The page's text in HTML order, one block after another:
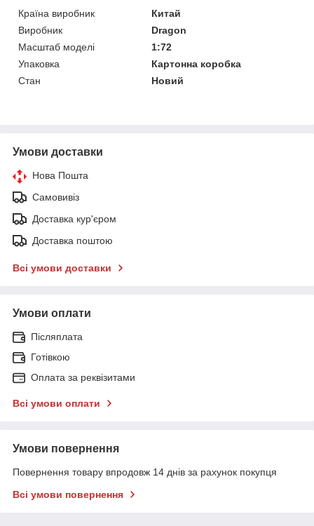
Країна виробник
Китай
Виробник
Dragon
Масштаб моделі
1:72
Упаковка
Картонна коробка
Стан
Новий
Умови доставки
Нова Пошта
Самовивіз
Доставка кур'єром
Доставка поштою
Всі умови доставки
Умови оплати
Післяплата
Готівкою
Оплата за реквізитами
Всі умови оплати
Умови повернення
Повернення товару впродовж 14 днів за рахунок покупця
Всі умови повернення